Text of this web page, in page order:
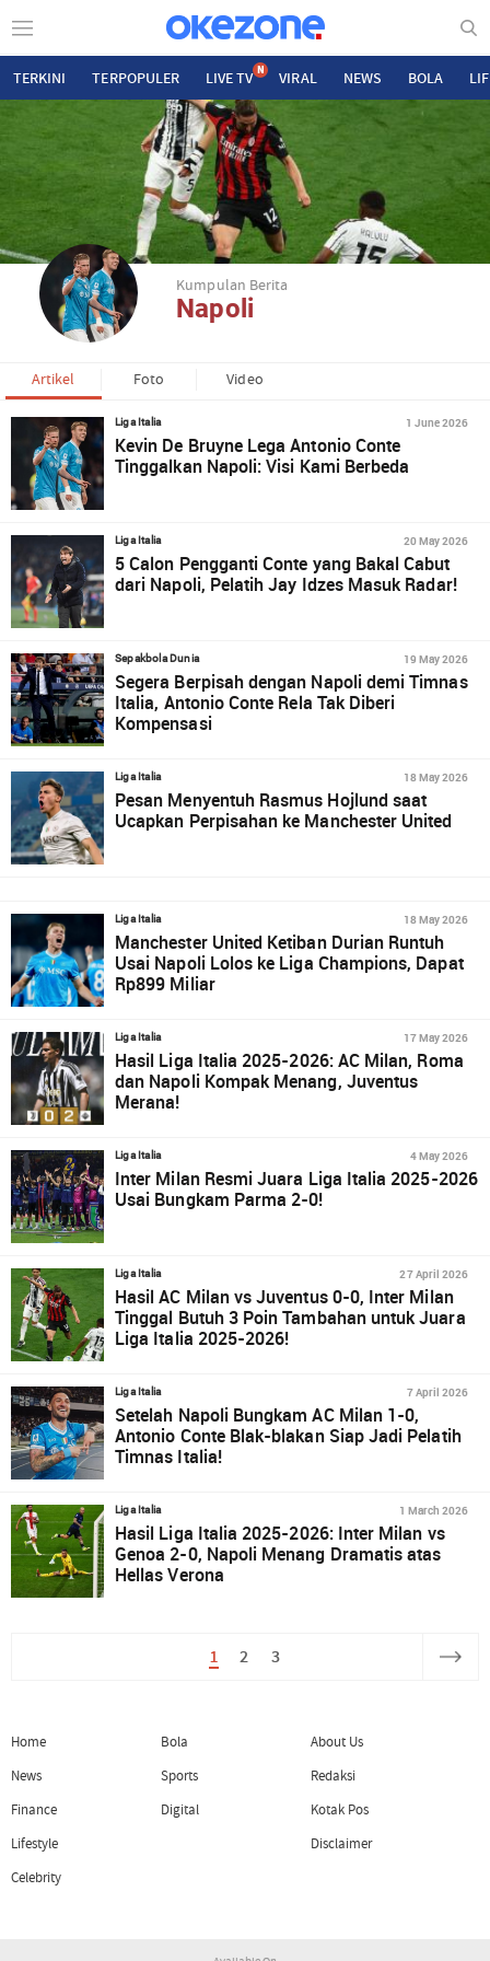
TERKINI TERPOPULER LIVE TV N VIRAL NEWS BOLA
Kumpulan Berita
Napoli
Artikel Foto Video
Liga Italia 1 June 2026
Kevin De Bruyne Lega Antonio Conte
Tinggalkan Napoli: Visi Kami Berbeda
Liga Italia 20 May 2026
5 Calon Pengganti Conte yang Bakal Cabut
dari Napoli, Pelatih Jay Idzes Masuk Radar!
Sepakbola Dunia 19 May 2026
Segera Berpisah dengan Napoli demi Timnas
Italia, Antonio Conte Rela Tak Diberi
Kompensasi
Liga Italia 18 May 2026
Pesan Menyentuh Rasmus Hojlund saat
Ucapkan Perpisahan ke Manchester United
Liga Italia 18 May 2026
Manchester United Ketiban Durian Runtuh
Usai Napoli Lolos ke Liga Champions, Dapat
Rp899 Miliar
Liga Italia 17 May 2026
Hasil Liga Italia 2025-2026: AC Milan, Roma
dan Napoli Kompak Menang, Juventus
Merana!
Liga Italia 4 May 2026
Inter Milan Resmi Juara Liga Italia 2025-2026
Usai Bungkam Parma 2-0!
Liga Italia 27 April 2026
Hasil AC Milan vs Juventus 0-0, Inter Milan
Tinggal Butuh 3 Poin Tambahan untuk Juara
Liga Italia 2025-2026!
Liga Italia 7 April 2026
Setelah Napoli Bungkam AC Milan 1-0,
Antonio Conte Blak-blakan Siap Jadi Pelatih
Timnas Italia!
Liga Italia 1 March 2026
Hasil Liga Italia 2025-2026: Inter Milan vs
Genoa 2-0, Napoli Menang Dramatis atas
Hellas Verona
1 2 3
Home
News
Finance
Lifestyle
Celebrity
Bola
Sports
Digital
About Us
Redaksi
Kotak Pos
Disclaimer